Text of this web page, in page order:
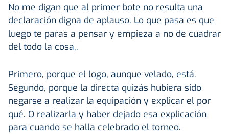
No me digan que al primer bote no resulta una
declaración digna de aplauso. Lo que pasa es que
luego te paras a pensar y empieza a no de cuadrar
del todo la cosa,.
Primero, porque el logo, aunque velado, está.
Segundo, porque la directa quizás hubiera sido
negarse a realizar la equipación y explicar el por
qué. O realizarla y haber dejado esa explicación
para cuando se halla celebrado el torneo.